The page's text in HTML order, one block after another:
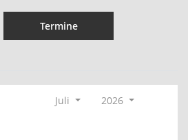
Termine
Juli
2026